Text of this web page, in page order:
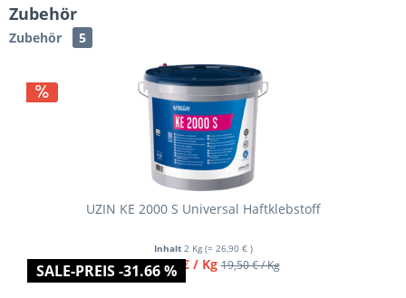
Zubehör
Zubehör 5
SALE-PREIS -31.66 %
UZIN KE 2000 S Universal Haftklebstoff
Inhalt 2 Kg (= 26,90 € )
ab 13,45 € / Kg 19,50 € / Kg
Varianten